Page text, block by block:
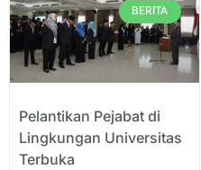
BERITA
Pelantikan Pejabat di
Lingkungan Universitas
Terbuka